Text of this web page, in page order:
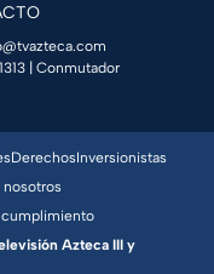
| Conmutador
DerechosInversionistas
nosotros
cumplimiento
Azteca III y